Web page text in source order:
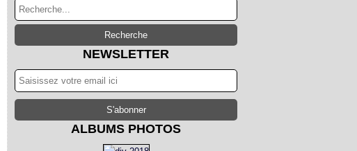
NEWSLETTER
ALBUMS PHOTOS